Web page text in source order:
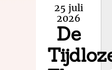
Posted
on
25 juli
2026
De